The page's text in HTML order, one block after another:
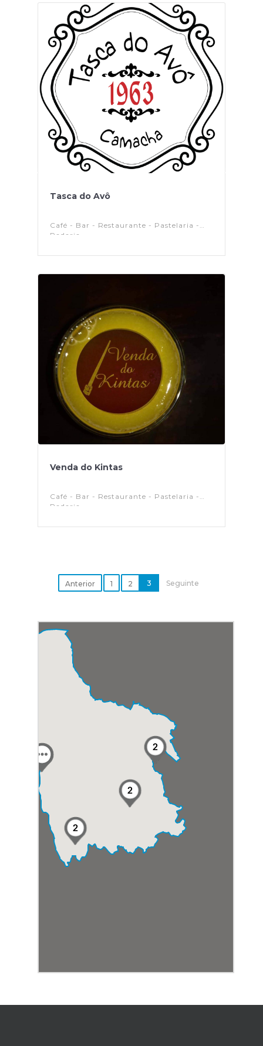
Tasca do Avô
Café - Bar - Restaurante - Pastelaria -
Padaria
Venda do Kintas
Café - Bar - Restaurante - Pastelaria -
Padaria
Anterior 1 2 3 Seguinte
2
2
2